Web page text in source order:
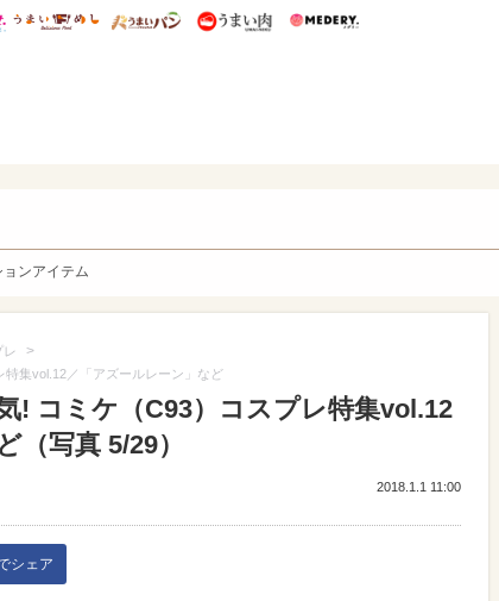
総研 ディズニー特集
mimot. うまいめし うまいパン うまい肉
ョンアイテム
レ >
集vol.12／「アズールレーン」など
! コミケ（C93）コスプレ特集vol.12
（写真 5/29）
2018.1.1 11:00
シェア